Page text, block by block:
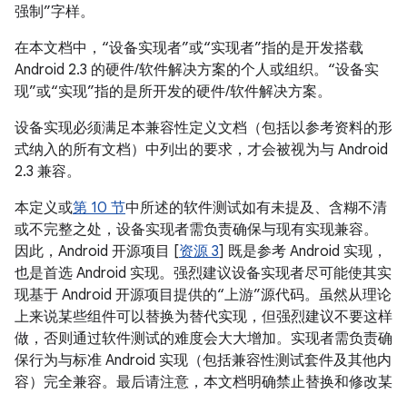
强制”字样。
在本文档中，“设备实现者”或“实现者”指的是开发搭载
Android 2.3 的硬件/软件解决方案的个人或组织。“设备实
现”或“实现”指的是所开发的硬件/软件解决方案。
设备实现必须满足本兼容性定义文档（包括以参考资料的形
式纳入的所有文档）中列出的要求，才会被视为与 Android
2.3 兼容。
本定义或第 10 节中所述的软件测试如有未提及、含糊不清
或不完整之处，设备实现者需负责确保与现有实现兼容。
因此，Android 开源项目 [资源 3] 既是参考 Android 实现，
也是首选 Android 实现。强烈建议设备实现者尽可能使其实
现基于 Android 开源项目提供的“上游”源代码。虽然从理论
上来说某些组件可以替换为替代实现，但强烈建议不要这样
做，否则通过软件测试的难度会大大增加。实现者需负责确
保行为与标准 Android 实现（包括兼容性测试套件及其他内
容）完全兼容。最后请注意，本文档明确禁止替换和修改某